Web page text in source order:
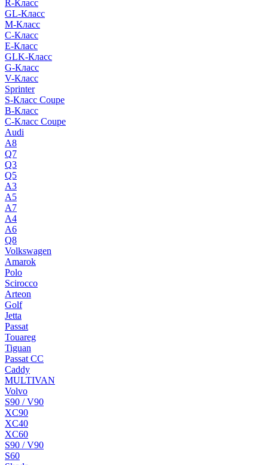
R-Класс
GL-Класс
M-Класс
C-Класс
E-Класс
GLK-Класс
G-Класс
V-Класс
Sprinter
S-Класс Сoupe
B-Класс
C-Класс Coupe
Audi
A8
Q7
Q3
Q5
A3
A5
A7
A4
A6
Q8
Volkswagen
Amarok
Polo
Scirocco
Arteon
Golf
Jetta
Passat
Touareg
Tiguan
Passat CC
Caddy
MULTIVAN
Volvo
S90 / V90
XC90
XC40
XC60
S90 / V90
S60